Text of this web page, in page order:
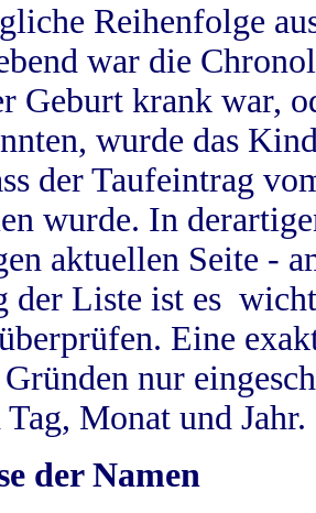
Reihenfolge
war die
Geburt krank war,
wurde das
der Taufeintrag
wurde. In
aktuellen Seite -
der Liste ist es
Eine
nur
Monat und Jahr.
der Namen